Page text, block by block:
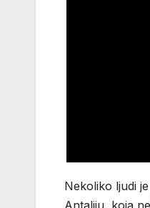
Nekoliko ljudi
Antaliju, koja